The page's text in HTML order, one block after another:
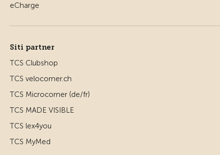
Siti partner
TCS Clubshop
TCS velocorner.ch
TCS Microcorner (de/fr)
TCS MADE VISIBLE
TCS lex4you
TCS MyMed